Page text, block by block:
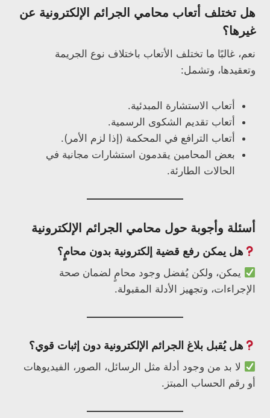
هل تختلف أتعاب محامي الجرائم الإلكترونية عن
غيرها؟
نعم، غالبًا ما تختلف الأتعاب باختلاف نوع الجريمة
وتعقيدها، وتشمل:
أتعاب الاستشارة المبدئية.
أتعاب تقديم الشكوى الرسمية.
أتعاب الترافع في المحكمة (إذا لزم الأمر).
بعض المحامين يقدمون استشارات مجانية في
الحالات الطارئة.
أسئلة وأجوبة حول محامي الجرائم الإلكترونية
هل يمكن رفع قضية إلكترونية بدون محامٍ؟
يمكن، ولكن يُفضل وجود محامٍ لضمان صحة
الإجراءات، وتجهيز الأدلة المقبولة.
هل يُقبل بلاغ الجرائم الإلكترونية دون إثبات قوي؟
لا بد من وجود أدلة مثل الرسائل، الصور، الفيديوهات
أو رقم الحساب المبتز.